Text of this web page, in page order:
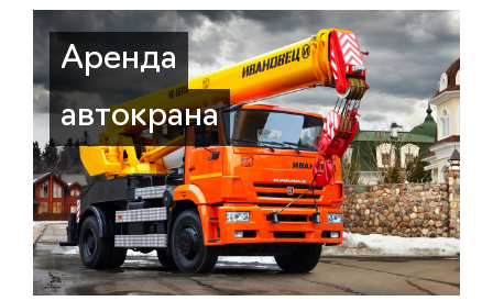
Аренда
автокрана